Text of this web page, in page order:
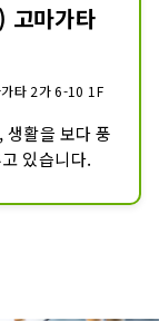
고마가타
타 2가 6-10 1F
생활을 보다 풍
있습니다.